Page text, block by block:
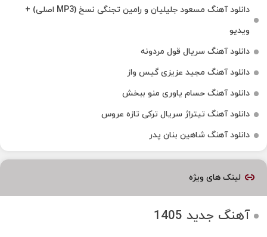
دانلود آهنگ مسعود جلیلیان و رامین تجنگی نسخ (MP3 اصلی) +
ویدیو
دانلود آهنگ سریال قول مردونه
دانلود آهنگ مجید عزیزی گیس واز
دانلود آهنگ حسام یاوری منو ببخش
دانلود آهنگ تیتراژ سریال ترکی تازه عروس
دانلود آهنگ شاهین بنان پدر
لینک های ویژه
آهنگ جدید 1405